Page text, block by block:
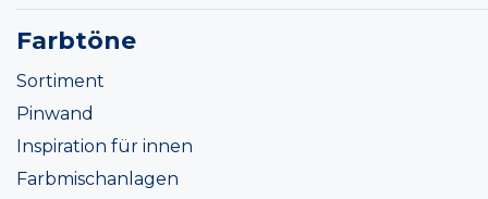
Farbtöne
Sortiment
Pinwand
Inspiration für innen
Farbmischanlagen